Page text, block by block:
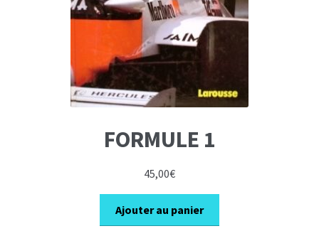
FORMULE 1
45,00€
Ajouter au panier